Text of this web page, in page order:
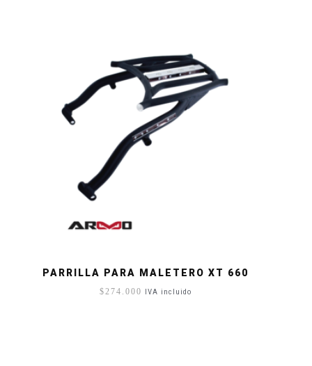
PARRILLA PARA MALETERO XT 660
$274.000 IVA incluido